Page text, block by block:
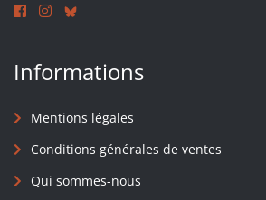
Informations
Mentions légales
Conditions générales de ventes
Qui sommes-nous